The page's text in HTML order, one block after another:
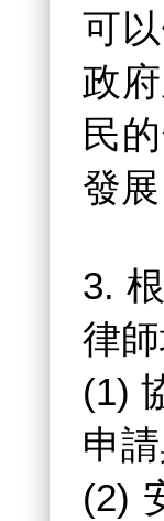
可
政
民
發
3.
律
(1)
申
(2)